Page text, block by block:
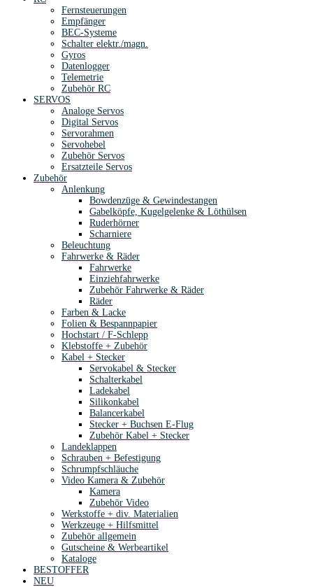
Fernsteuerungen
Empfänger
BEC-Systeme
Schalter elektr./magn.
Gyros
Datenlogger
Telemetrie
Zubehör RC
SERVOS
Analoge Servos
Digital Servos
Servorahmen
Servohebel
Zubehör Servos
Ersatzteile Servos
Zubehör
Anlenkung
Bowdenzüge & Gewindestangen
Gabelköpfe, Kugelgelenke & Löthülsen
Ruderhörner
Scharniere
Beleuchtung
Fahrwerke & Räder
Fahrwerke
Einziehfahrwerke
Zubehör Fahrwerke & Räder
Räder
Farben & Lacke
Folien & Bespannpapier
Hochstart / F-Schlepp
Klebstoffe + Zubehör
Kabel + Stecker
Servokabel & Stecker
Schalterkabel
Ladekabel
Silikonkabel
Balancerkabel
Stecker + Buchsen E-Flug
Zubehör Kabel + Stecker
Landeklappen
Schrauben + Befestigung
Schrumpfschläuche
Video Kamera & Zubehör
Kamera
Zubehör Video
Werkstoffe + div. Materialien
Werkzeuge + Hilfsmittel
Zubehör allgemein
Gutscheine & Werbeartikel
Kataloge
BESTOFFER
NEU